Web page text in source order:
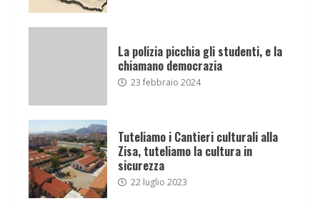
La polizia picchia gli studenti, e la
chiamano democrazia
23 febbraio 2024
Tuteliamo i Cantieri culturali alla
Zisa, tuteliamo la cultura in
sicurezza
22 luglio 2023